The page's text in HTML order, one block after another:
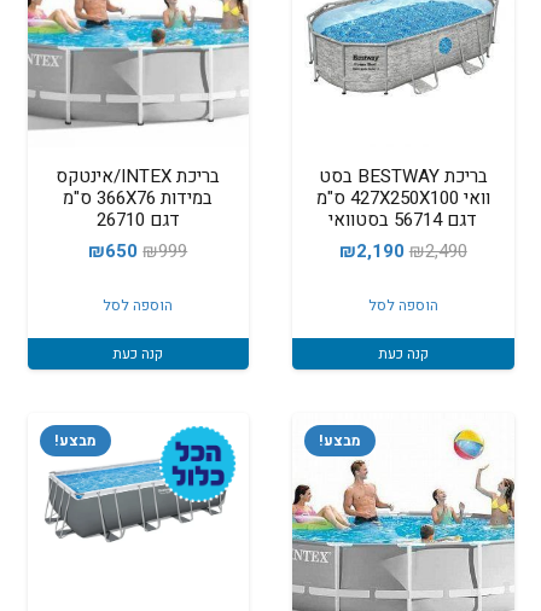
בריכת BESTWAY בסט
וואי 427X250X100 ס"מ
דגם 56714 בסטוואי
₪2,490
המחיר
היה:
₪2,490.
₪2,190
₪2,190.
הוספה לסל
קנה כעת
בריכת INTEX/אינטקס
במידות 366X76 ס"מ
דגם 26710
₪999
המחיר
היה:
₪999.
₪650
המחיר
₪650.
הוספה לסל
קנה כעת
מבצע! מבצע!